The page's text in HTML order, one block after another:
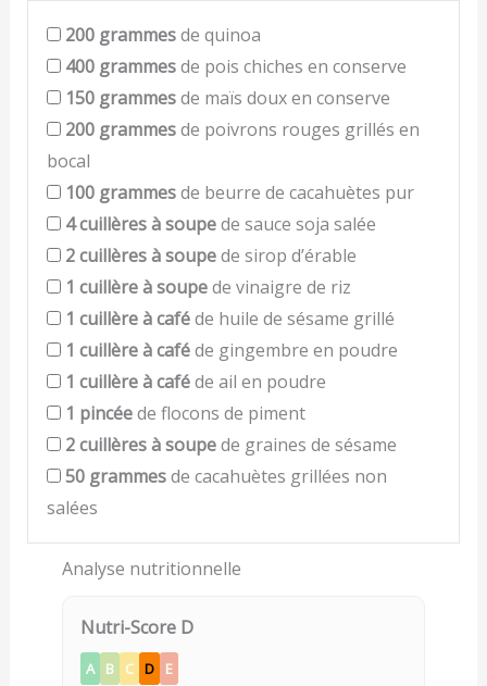
200 grammesde quinoa
400 grammesde pois chiches en conserve
150 grammesde maïs doux en conserve
200 grammesde poivrons rouges grillés en
bocal
100 grammesde beurre de cacahuètes pur
4cuillères à soupede sauce soja salée
2cuillères à soupede sirop d’érable
1 cuillère à soupede vinaigre de riz
1 cuillère à caféde huile de sésame grillé
1 cuillère à caféde gingembre en poudre
1 cuillère à caféde ail en poudre
1 pincéede flocons de piment
2cuillères à soupede graines de sésame
50 grammesde cacahuètes grillées non
salées
Analyse nutritionnelle
Nutri-Score D
A B C D E